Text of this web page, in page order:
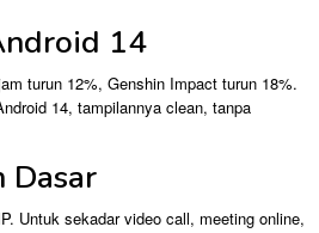
14
turun 12%, Genshin Impact turun 18%.
14, tampilannya clean, tanpa
Dasar
Untuk sekadar video call, meeting online,